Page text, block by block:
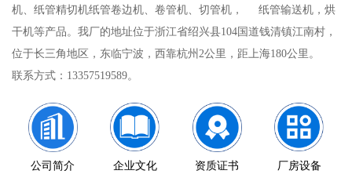
机、纸管精切机纸管卷边机、卷管机、切管机， 纸管输送机，烘
干机等产品。我厂的地址位于浙江省绍兴县104国道钱清镇江南村，
位于长三角地区，东临宁波，西靠杭州2公里，距上海180公里。
联系方式：13357519589。
公司简介 企业文化 资质证书 厂房设备